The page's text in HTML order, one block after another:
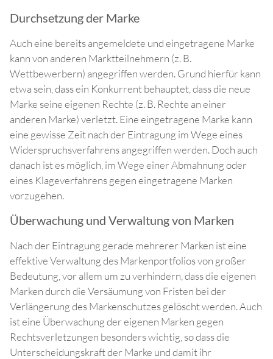
Durchsetzung der Marke
Auch eine bereits angemeldete und eingetragene Marke
kann von anderen Marktteilnehmern (z. B.
Wettbewerbern) angegriffen werden. Grund hierfür kann
etwa sein, dass ein Konkurrent behauptet, dass die neue
Marke seine eigenen Rechte (z. B. Rechte an einer
anderen Marke) verletzt. Eine eingetragene Marke kann
eine gewisse Zeit nach der Eintragung im Wege eines
Widerspruchsverfahrens angegriffen werden. Doch auch
danach ist es möglich, im Wege einer Abmahnung oder
eines Klageverfahrens gegen eingetragene Marken
vorzugehen.
Überwachung und Verwaltung von Marken
Nach der Eintragung gerade mehrerer Marken ist eine
effektive Verwaltung des Markenportfolios von großer
Bedeutung, vor allem um zu verhindern, dass die eigenen
Marken durch die Versäumung von Fristen bei der
Verlängerung des Markenschutzes gelöscht werden. Auch
ist eine Überwachung der eigenen Marken gegen
Rechtsverletzungen besonders wichtig, so dass die
Unterscheidungskraft der Marke und damit ihr